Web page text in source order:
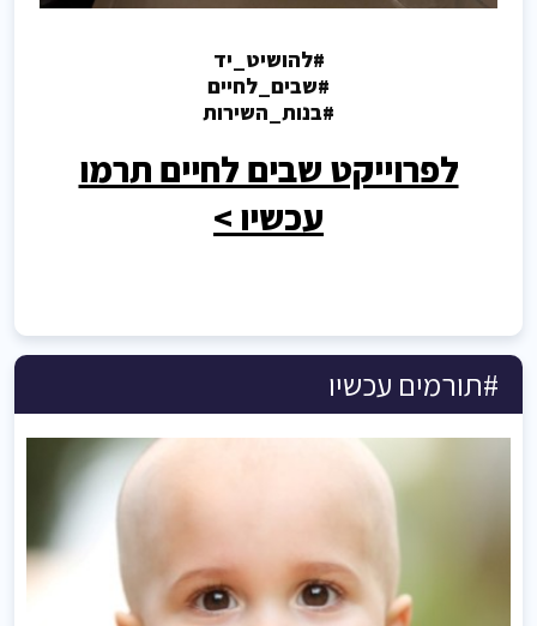
#להושיט_יד
#שבים_לחיים
#בנות_השירות
לפרוייקט שבים לחיים תרמו
עכשיו >
#תורמים עכשיו